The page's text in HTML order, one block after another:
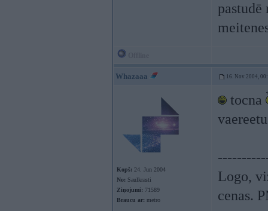
pastudē
Whazaaa 16. Nov 2004,
Kopš: 24. Jun 2004
No: Saulkrasti
Ziņojumi: 71589
Braucu ar: metro
tocna
Logo,
cenas.